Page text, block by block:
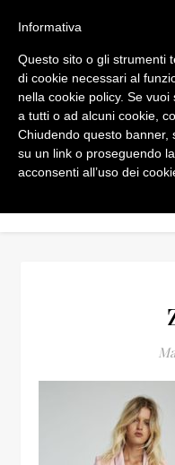
Informativa
Questo sito o gli strumenti
di cookie necessari al
nella cookie policy. Se
a tutti o ad alcuni cookie,
Chiudendo questo banner,
su un link o proseguendo
acconsenti all’uso dei